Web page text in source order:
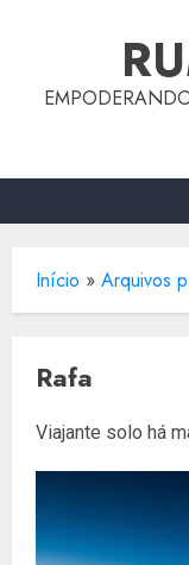
Início » Arquivos
Rafa
Viajante solo há